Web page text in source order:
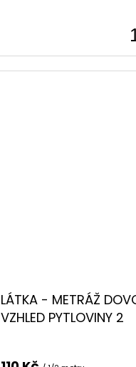
LÁTKA - METRÁŽ
VZHLED PYTLOVINY 2